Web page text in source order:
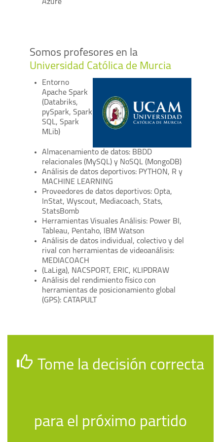
Azure
Somos profesores en la
Universidad Católica de Murcia
Entorno
Apache Spark
(Databriks,
pySpark, Spark
SQL, Spark
MLib)
Almacenamiento de datos: BBDD
relacionales (MySQL) y NoSQL (MongoDB)
Análisis de datos deportivos: PYTHON, R y
MACHINE LEARNING
Proveedores de datos deportivos: Opta,
InStat, Wyscout, Mediacoach, Stats,
StatsBomb
Herramientas Visuales Análisis: Power BI,
Tableau, Pentaho, IBM Watson
Análisis de datos individual, colectivo y del
rival con herramientas de videoanálisis:
MEDIACOACH
(LaLiga), NACSPORT, ERIC, KLIPDRAW
Análisis del rendimiento físico con
herramientas de posicionamiento global
(GPS): CATAPULT
Tome la decisión correcta
para el próximo partido